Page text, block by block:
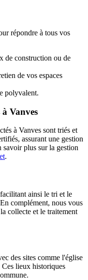
répondre à tous vos
de construction ou de
de vos espaces
polyvalent.
à Vanves
à Vanves sont triés et
assurant une gestion
savoir plus sur la gestion
.
ainsi le tri et le
complément, nous vous
collecte et le traitement
des sites comme l'église
lieux historiques